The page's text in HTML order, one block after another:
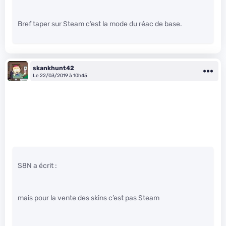
Bref taper sur Steam c’est la mode du réac de base.
skankhunt42
Le 22/03/2019 à 10h45
S8N a écrit :
mais pour la vente des skins c’est pas Steam